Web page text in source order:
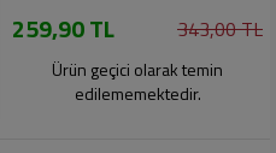
259,90 TL 343,00 TL
Ürün geçici olarak temin
edilememektedir.